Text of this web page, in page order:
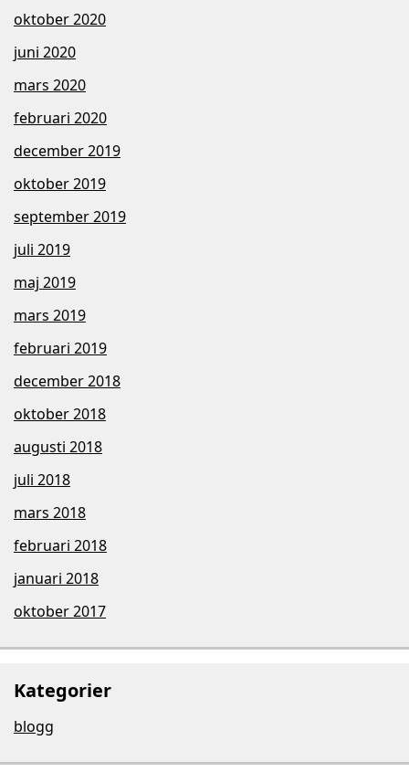
oktober 2020
juni 2020
mars 2020
februari 2020
december 2019
oktober 2019
september 2019
juli 2019
maj 2019
mars 2019
februari 2019
december 2018
oktober 2018
augusti 2018
juli 2018
mars 2018
februari 2018
januari 2018
oktober 2017
Kategorier
blogg